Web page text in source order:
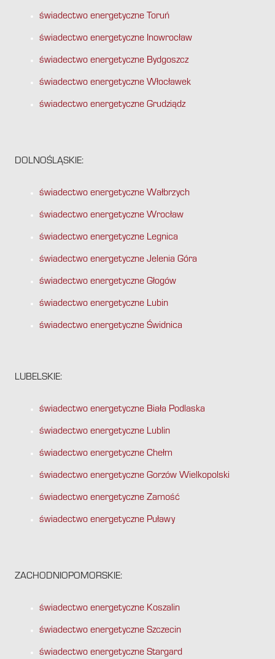
świadectwo energetyczne Toruń
świadectwo energetyczne Inowrocław
świadectwo energetyczne Bydgoszcz
świadectwo energetyczne Włocławek
świadectwo energetyczne Grudziądz
DOLNOŚLĄSKIE:
świadectwo energetyczne Wałbrzych
świadectwo energetyczne Wrocław
świadectwo energetyczne Legnica
świadectwo energetyczne Jelenia Góra
świadectwo energetyczne Głogów
świadectwo energetyczne Lubin
świadectwo energetyczne Świdnica
LUBELSKIE:
świadectwo energetyczne Biała Podlaska
świadectwo energetyczne Lublin
świadectwo energetyczne Chełm
świadectwo energetyczne Gorzów Wielkopolski
świadectwo energetyczne Zamość
świadectwo energetyczne Puławy
ZACHODNIOPOMORSKIE:
świadectwo energetyczne Koszalin
świadectwo energetyczne Szczecin
świadectwo energetyczne Stargard